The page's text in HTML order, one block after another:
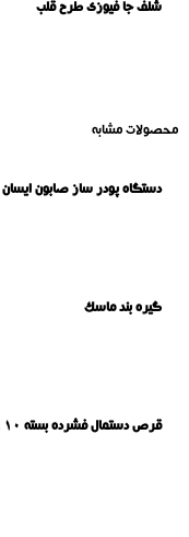
شلف جا فیوزی طرح قلب
محصولات مشابه
دستگاه پودر ساز صابون ایسان
گیره بند ماسک
قرص دستمال فشرده بسته 10 عددی